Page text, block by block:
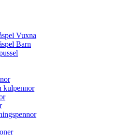
Vuxna
Barn
kulpennor